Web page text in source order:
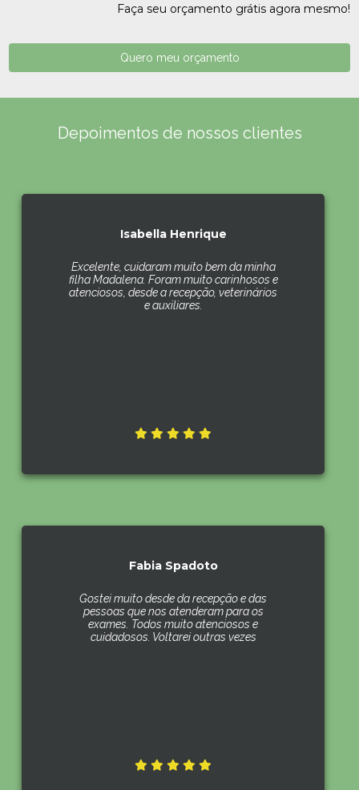
Faça seu orçamento grátis agora mesmo!
Quero meu orçamento
Depoimentos de nossos clientes
Isabella Henrique
Excelente, cuidaram muito bem da minha
filha Madalena. Foram muito carinhosos e
atenciosos, desde a recepção, veterinários
e auxiliares.
Fabia Spadoto
Gostei muito desde da recepção e das
pessoas que nos atenderam para os
exames. Todos muito atenciosos e
cuidadosos. Voltarei outras vezes